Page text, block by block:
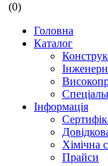
(0)
Головна
Каталог
Інформація
Хімічна
Прайси